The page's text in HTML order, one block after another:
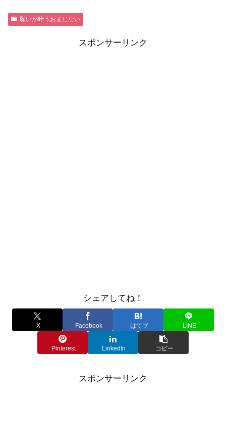
願いが叶うおまじない
スポンサーリンク
シェアしてね！
X Facebook はてブ LINE
Pinterest LinkedIn コピー
スポンサーリンク